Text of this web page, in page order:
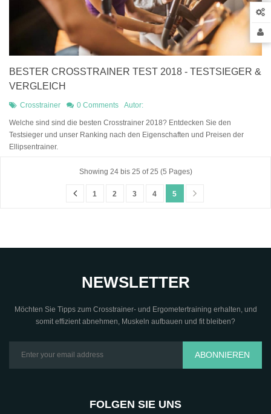
BESTER CROSSTRAINER TEST 2018 - TESTSIEGER &
VERGLEICH
Crosstrainer 0 Comments Autor:
Welche sind sind die besten Crosstrainer 2018? Entdecken Sie den
Testsieger und unser Ranking nach den Eigenschaften und Preisen der
Ellipsentrainer.
Showing 24 bis 25 of 25 (5 Pages)
1 2 3 4 5
NEWSLETTER
Möchten Sie Tipps zum Crosstrainer- und Ergometertraining erhalten, und
somit effizient abnehmen, Muskeln aufbauen und fit bleiben?
ABONNIEREN
FOLGEN SIE UNS